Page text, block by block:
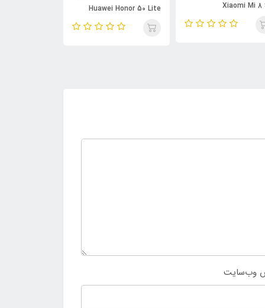
Xiaomi Mi 8
Huawei Honor 50 Lite
وب‌سایت